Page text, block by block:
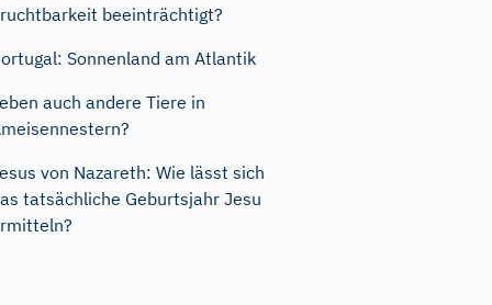
beeinträchtigt?
Sonnenland am Atlantik
auch andere Tiere in
von Nazareth: Wie lässt sich
tatsächliche Geburtsjahr Jesu